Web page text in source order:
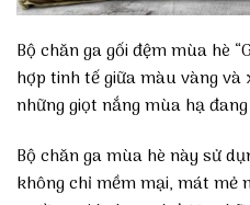
Bộ chăn ga gối đệm mùa hè
hợp tinh tế giữa màu vàng
những giọt nắng mùa hạ
Bộ chăn ga mùa hè này sử
không chỉ mềm mại, mát mẻ